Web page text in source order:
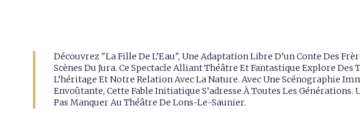
Découvrez "La Fille De L’Eau", Une Adaptation Libre D’un Conte Des
Scènes Du Jura. Ce Spectacle Alliant Théâtre Et Fantastique Explore Des
L’héritage Et Notre Relation Avec La Nature. Avec Une Scénographie
Envoûtante, Cette Fable Initiatique S’adresse À Toutes Les Générations.
Pas Manquer Au Théâtre De Lons-Le-Saunier.